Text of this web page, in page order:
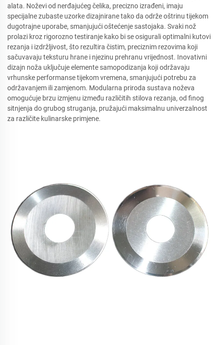
alata. Noževi od nerđajućeg čelika, precizno izrađeni, imaju
specijalne zubaste uzorke dizajnirane tako da održe oštrinu tijekom
dugotrajne uporabe, smanjujući oštećenje sastojaka. Svaki nož
prolazi kroz rigorozno testiranje kako bi se osigurali optimalni kutovi
rezanja i izdržljivost, što rezultira čistim, preciznim rezovima koji
sačuvavaju teksturu hrane i njezinu prehranu vrijednost. Inovativni
dizajn noža uključuje elemente samopodizanja koji održavaju
vrhunske performanse tijekom vremena, smanjujući potrebu za
održavanjem ili zamjenom. Modularna priroda sustava noževa
omogućuje brzu izmjenu između različitih stilova rezanja, od finog
sitnjenja do grubog struganja, pružajući maksimalnu univerzalnost
za različite kulinarske primjene.